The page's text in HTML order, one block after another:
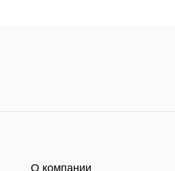
О компании